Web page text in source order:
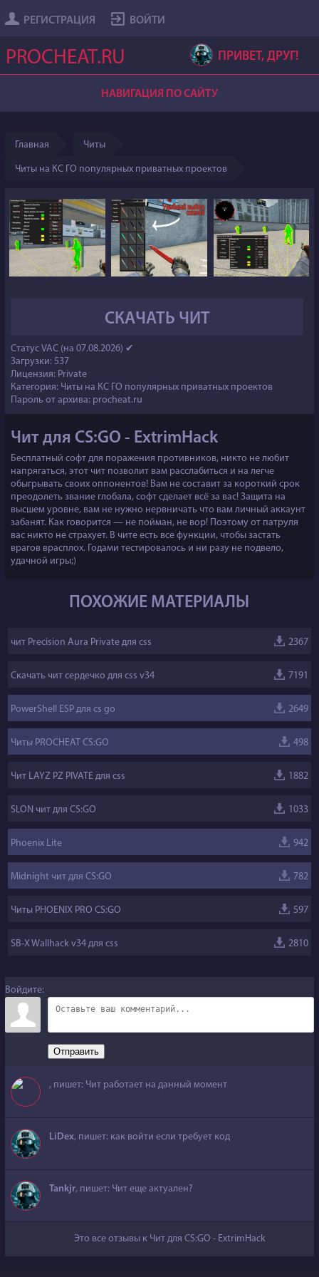
РЕГИСТРАЦИЯ ВОЙТИ
PROCHEAT.RU ПРИВЕТ, ДРУГ!
НАВИГАЦИЯ ПО САЙТУ
Главная Читы
Читы на КС ГО популярных приватных проектов
СКАЧАТЬ ЧИТ
Статус VAC (на 07.08.2026) ✔
Загрузки: 537
Лицензия: Private
Категория: Читы на КС ГО популярных приватных проектов
Пароль от архива: procheat.ru
Чит для CS:GO - ExtrimHack
Бесплатный софт для поражения противников, никто не любит
напрягаться, этот чит позволит вам расслабиться и на легче
обыгрывать своих оппонентов! Вам не составит за короткий срок
преодолеть звание глобала, софт сделает всё за вас! Защита на
высшем уровне, вам не нужно нервничать что вам личный аккаунт
забанят. Как говорится — не пойман, не вор! Поэтому от патруля
вас никто не страхует. В чите есть все функции, чтобы застать
врагов врасплох. Годами тестировалось и ни разу не подвело,
удачной игры;)
ПОХОЖИЕ МАТЕРИАЛЫ
чит Precision Aura Private для css 2367
Скачать чит сердечко для css v34 7191
PowerShell ESP для cs go 2649
Читы PROCHEAT CS:GO 498
Чит LAYZ PZ PIVATE для css 1882
SLON чит для CS:GO 1033
Phoenix Lite 942
Midnight чит для CS:GO 782
Читы PHOENIX PRO CS:GO 597
SB-X Wallhack v34 для css 2810
Войдите:
Отправить
, пишет: Чит работает на данный момент
LiDex, пишет: как войти если требует код
Tankjr, пишет: Чит еще актуален?
Это все отзывы к Чит для CS:GO - ExtrimHack